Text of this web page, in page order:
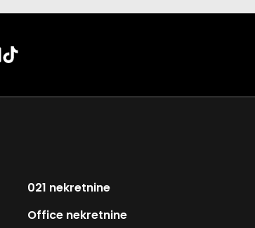
021 nekretnine
Office nekretnine